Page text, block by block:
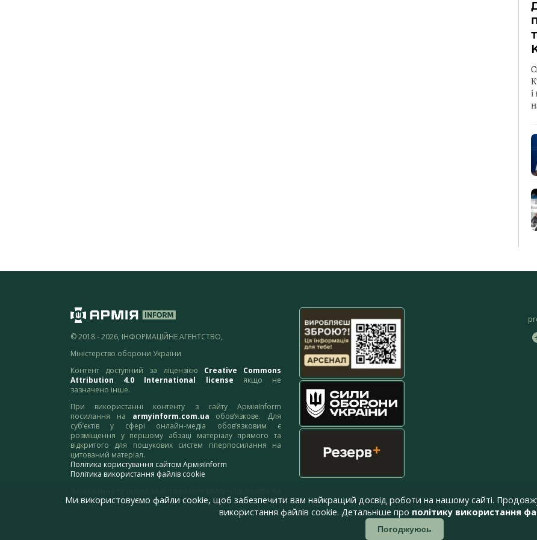
© 2018 - 2026, ІНФОРМАЦІЙНЕ АГЕНТСТВО,
Міністерство оборони України
Контент доступний за ліцензією Creative Commons
Attribution 4.0 International license якщо не
зазначено інше.
При використанні контенту з сайту АрміяInform
посилання на armyinform.com.ua обов’язкове. Для
суб’єктів у сфері онлайн-медіа обов’язковим є
розміщення у першому абзаці матеріалу прямого та
відкритого для пошукових систем гіперпосилання на
цитований матеріал.
Політика користування сайтом АрміяInform
Політика використання файлів cookie
адресу:webmaster@armyinform.com.ua
Ми використовуємо файли cookie, щоб забезпечити вам найкращий досвід роботи на нашому сайті.
використання файлів cookie. Детальніше про політику використання
Погоджуюсь